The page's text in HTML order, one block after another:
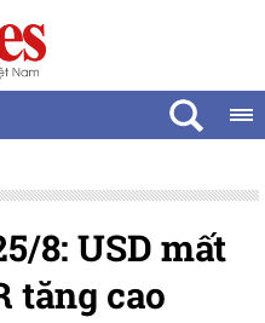
8: USD mất
tăng cao